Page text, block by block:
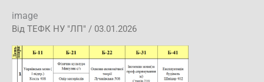
image
Від ТЕФК НУ "ЛП" / 03.01.2026